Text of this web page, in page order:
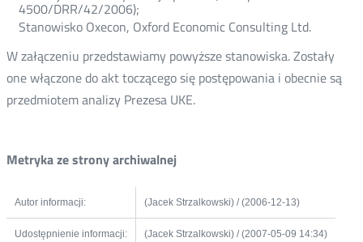
4500/DRR/42/2006);
Stanowisko Oxecon, Oxford Economic Consulting Ltd.
W załączeniu przedstawiamy powyższe stanowiska. Zostały
one włączone do akt toczącego się postępowania i obecnie są
przedmiotem analizy Prezesa UKE.
Metryka ze strony archiwalnej
Autor informacji: (Jacek Strzalkowski) / (2006-12-13)
Udostępnienie informacji: (Jacek Strzalkowski) / (2007-05-09 14:34)